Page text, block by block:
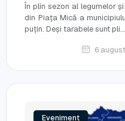
În plin sezon al legumelor
din Piața Mică a
puțin. Deși tarabele sunt pli...
6
Eveniment